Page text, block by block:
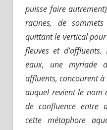
puisse faire
racines, de
quittant le vertical pour
fleuves et
eaux, une myriade
affluents, concourent
auquel revient le nom
de confluence entre
cette métaphore